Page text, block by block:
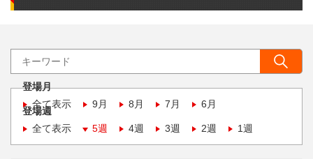
登場月
全て表示
9月 8月 7月 6月
登場週
全て表示
5週 4週 3週 2週 1週